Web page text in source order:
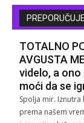
TOTALNO
AVGUSTA
videlo, a
moći da se
Spolja mir. Iznutra
prema našem